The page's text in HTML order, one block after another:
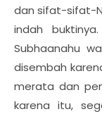
dan sifat-sifat-
indah
Subhaanahu
disembah
merata dan
karena itu,